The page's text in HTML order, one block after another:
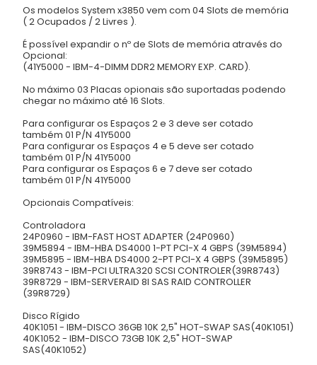
Os modelos System x3850 vem com 04 Slots de memória
( 2 Ocupados / 2 Livres ).
É possível expandir o nº de Slots de memória através do
Opcional:
(41Y5000 - IBM-4-DIMM DDR2 MEMORY EXP. CARD).
No máximo 03 Placas opionais são suportadas podendo
chegar no máximo até 16 Slots.
Para configurar os Espaços 2 e 3 deve ser cotado
também 01 P/N 41Y5000
Para configurar os Espaços 4 e 5 deve ser cotado
também 01 P/N 41Y5000
Para configurar os Espaços 6 e 7 deve ser cotado
também 01 P/N 41Y5000
Opcionais Compatíveis:
Controladora
24P0960 - IBM-FAST HOST ADAPTER (24P0960)
39M5894 - IBM-HBA DS4000 1-PT PCI-X 4 GBPS (39M5894)
39M5895 - IBM-HBA DS4000 2-PT PCI-X 4 GBPS (39M5895)
39R8743 - IBM-PCI ULTRA320 SCSI CONTROLER(39R8743)
39R8729 - IBM-SERVERAID 8I SAS RAID CONTROLLER
(39R8729)
Disco Rígido
40K1051 - IBM-DISCO 36GB 10K 2,5" HOT-SWAP SAS(40K1051)
40K1052 - IBM-DISCO 73GB 10K 2,5" HOT-SWAP
SAS(40K1052)